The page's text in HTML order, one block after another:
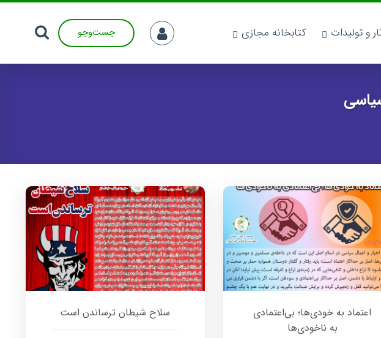
و تولیدات کتابخانه مجازی جست‌وجو
اعتماد به خودی‌ها؛ بی‌اعتمادی
به ناخودی‌ها
سلاح شیطان ترساندن است